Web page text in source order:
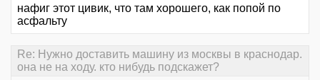
нафиг этот цивик, что там хорошего, как попой по
асфальту
Re: Нужно доставить машину из москвы в краснодар.
она не на ходу. кто нибудь подскажет?